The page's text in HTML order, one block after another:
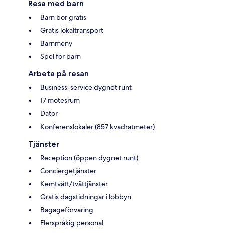
Resa med barn
Barn bor gratis
Gratis lokaltransport
Barnmeny
Spel för barn
Arbeta på resan
Business-service dygnet runt
17 mötesrum
Dator
Konferenslokaler (857 kvadratmeter)
Tjänster
Reception (öppen dygnet runt)
Conciergetjänster
Kemtvätt/tvättjänster
Gratis dagstidningar i lobbyn
Bagageförvaring
Flerspråkig personal